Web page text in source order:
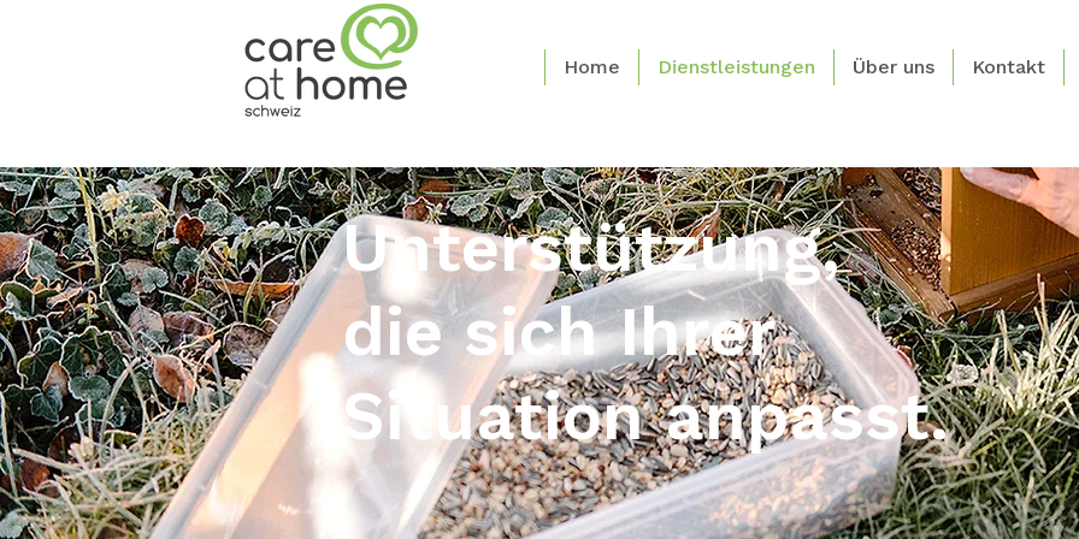
Home Dienstleistungen Über uns Kontakt
Unterstützung,
die sich Ihrer
Situation anpasst.